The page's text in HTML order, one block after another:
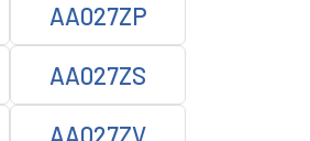
AA027ZP
AA027ZS
AA027ZV